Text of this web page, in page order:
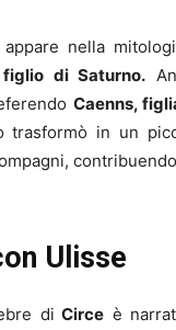
nella
figlio di Saturno.
Caenns,
in un
Ulisse
di Circe è